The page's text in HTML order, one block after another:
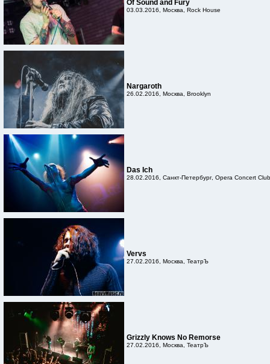
Of Sound and Fury
03.03.2016, Москва, Rock House
Nargaroth
26.02.2016, Москва, Brooklyn
Das Ich
28.02.2016, Санкт-Петербург, Opera Concert Club
Vervs
27.02.2016, Москва, ТеатрЪ
Grizzly Knows No Remorse
27.02.2016, Москва, ТеатрЪ